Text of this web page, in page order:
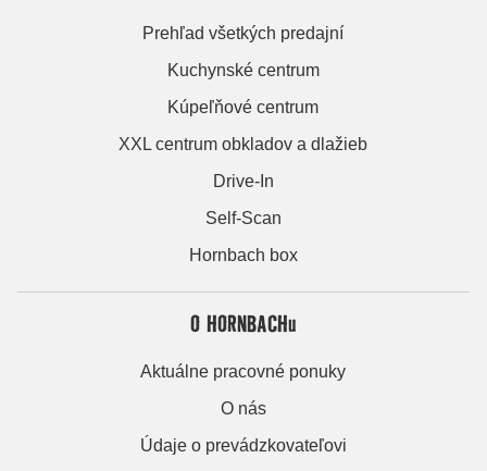
Prehľad všetkých predajní
Kuchynské centrum
Kúpeľňové centrum
XXL centrum obkladov a dlažieb
Drive-In
Self-Scan
Hornbach box
O HORNBACHu
Aktuálne pracovné ponuky
O nás
Údaje o prevádzkovateľovi